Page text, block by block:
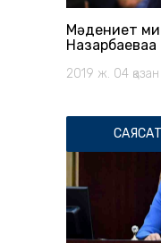
Мәдениет
2019 ж. 04 қазан
САЯСАТ